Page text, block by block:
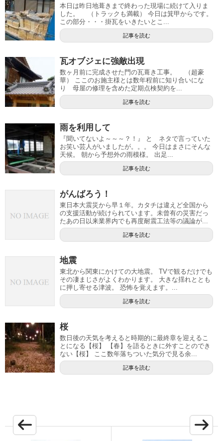
本日は昨日地葺きまで終わった現場に続けて入りま
した。 （トラックも満載） 今日は箕甲からです。
この部分・・・掛瓦をいきたいとこ...
記事を読む
瓦オブジェに強敵出現
数ヶ月前に完成させた門の瓦葺き工事。 （超豪
華） ここのお施主様とは数年程前に知り合いにな
り 母屋の修理を含めた定期点検契約を...
記事を読む
雨を利用して
『聞いてないよ～～～？！』 と ネタで言っていた
お笑い芸人がいましたが。。。 今日はまさにそんな
天候。 朝から予想外の雨模様。 出足...
記事を読む
がんばろう！
東日本大震災から早１年。カタチは違えど全国から
の支援活動が続けられています。未曾有の災害だっ
たあの日以来業界内でも再度耐震工法等の議論が...
記事を読む
地震
東北から関東にかけての大地震。 TVで観るだけでも
その凄まじさがよくわかります。 大きな揺れととも
に押し寄せる津波。 恐怖を覚えます。...
記事を読む
桜
数日後の天気を考えると時期的に最終章を迎えるこ
とになる【桜】 【春】を語るときに外すことのでき
ない【桜】 ここ数年落ちついた気分で見る余...
記事を読む